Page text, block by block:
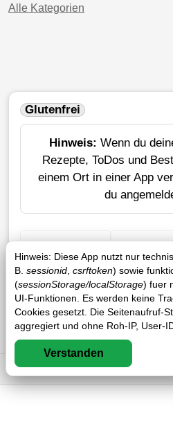
Hinweis: Diese App nutzt nur
B. sessionid csrftoken) sowie
(sessionStorage/localStorage) fuer
UI-Funktionen. Es werden keine
Cookies gesetzt. Die Seitenaufruf-
aggregiert und ohne Roh-IP, User-
Verstanden
Alle Kategorien
Glutenfrei
Hinweis: Wenn du
Rezepte, ToDos und
einem Ort in einer App
du
+ Einkauf
Impressum